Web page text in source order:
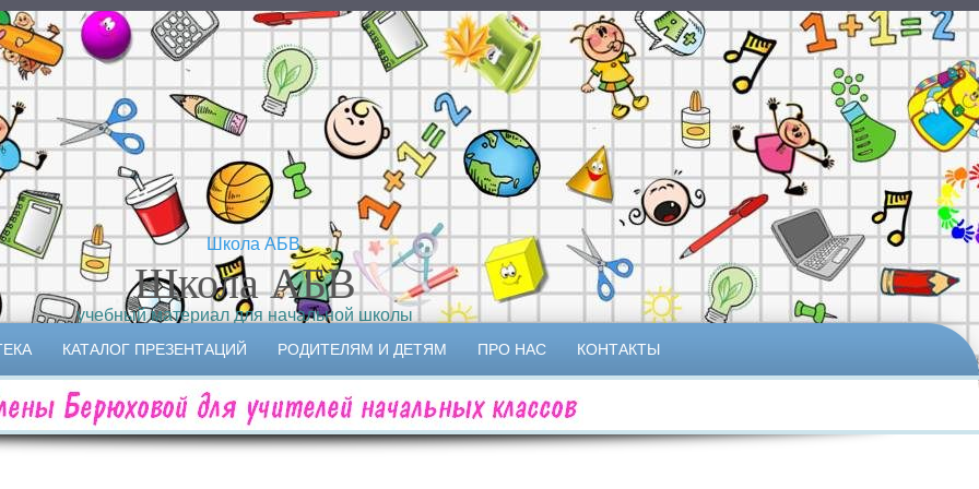
Школа АБВ
учебный материал для начальной школы
КАТАЛОГ ПРЕЗЕНТАЦИЙ РОДИТЕЛЯМ И ДЕТЯМ ПРО НАС КОНТАКТЫ